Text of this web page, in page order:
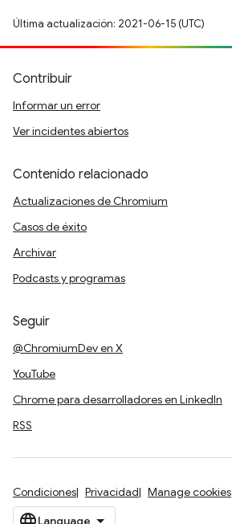
Última actualización: 2021-06-15 (UTC)
Contribuir
Informar un error
Ver incidentes abiertos
Contenido relacionado
Actualizaciones de Chromium
Casos de éxito
Archivar
Podcasts y programas
Seguir
@ChromiumDev en X
YouTube
Chrome para desarrolladores en LinkedIn
RSS
Condiciones Privacidad Manage cookies